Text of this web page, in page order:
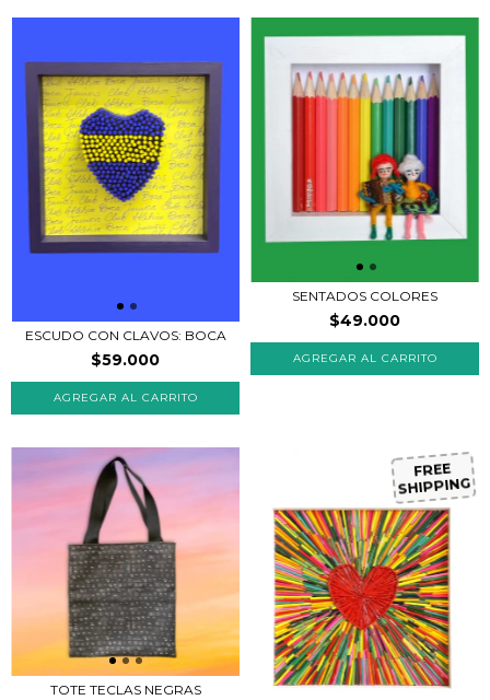
ESCUDO CON CLAVOS: BOCA
$59.000
SENTADOS COLORES
$49.000
AGREGAR AL CARRITO
TOTE TECLAS NEGRAS
FREE
SHIPPING